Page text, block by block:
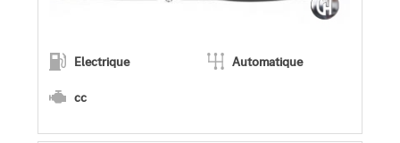
Electrique
Automatique
cc